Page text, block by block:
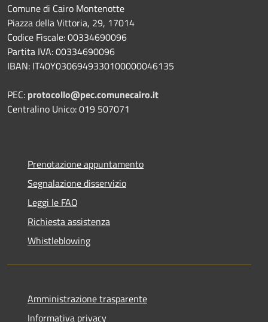
Comune di Cairo Montenotte
Piazza della Vittoria, 29, 17014
Codice Fiscale: 00334690096
Partita IVA: 00334690096
IBAN: IT40Y0306949330100000046135
PEC: protocollo@pec.comunecairo.it
Centralino Unico: 019 507071
Prenotazione appuntamento
Segnalazione disservizio
Leggi le FAQ
Richiesta assistenza
Whistleblowing
Amministrazione trasparente
Informativa privacy